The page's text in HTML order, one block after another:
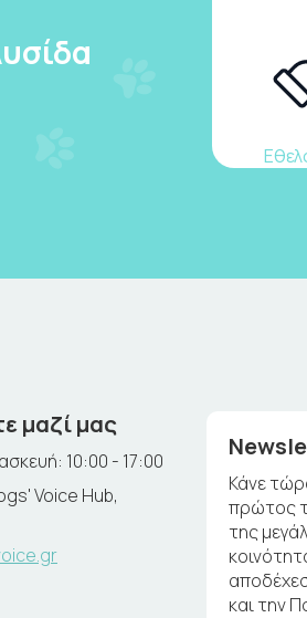
μαζί μας
10:00 - 17:00
Voice Hub,
Κάνε
πρώτος
της
και την